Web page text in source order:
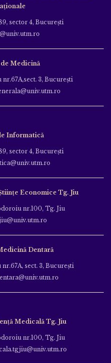
sector 4, Bucureşti
Medicină
3, Bucureşti
Informatică
sector 4, Bucureşti
Economice Tg. Jiu
nr.100, Tg. Jiu
Dentară
sect. 3, Bucureşti
Medicală Tg. Jiu
nr.100, Tg. Jiu